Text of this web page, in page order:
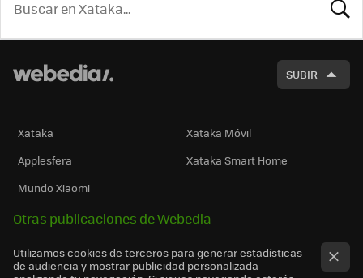
SUBIR
Xataka
Xataka Móvil
Applesfera
Xataka Smart Home
Mundo Xiaomi
Otras publicaciones de Webedia
Utilizamos cookies de terceros para generar estadísticas
de audiencia y mostrar publicidad personalizada